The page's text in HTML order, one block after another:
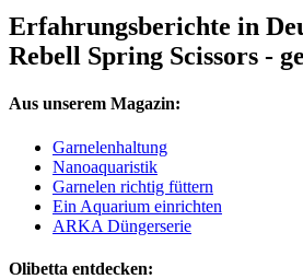
Erfahrungsberichte in
Rebell Spring Scissors -
Aus unserem Magazin:
Garnelenhaltung
Nanoaquaristik
Garnelen richtig füttern
Ein Aquarium einrichten
ARKA Düngerserie
Olibetta entdecken: